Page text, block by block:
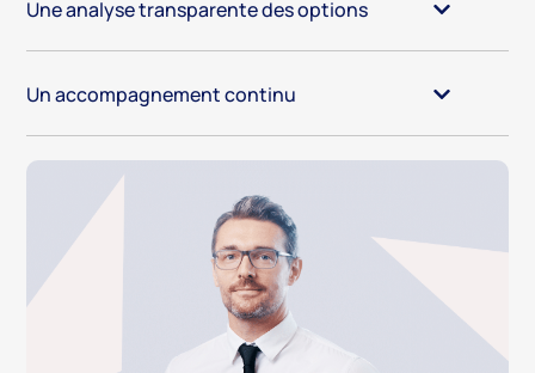
Une analyse transparente des options
Un accompagnement continu